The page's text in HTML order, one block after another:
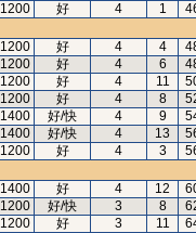
1200 好 4 1
1200 好 4 4
1200 好 4 6
1200 好 4 11
1200 好 4 8
1400 好/快 4 9
1400 好/快 4 13
1200 好 4 3
1400 好 4 12
1200 好/快 3 8
1200 好 3 11